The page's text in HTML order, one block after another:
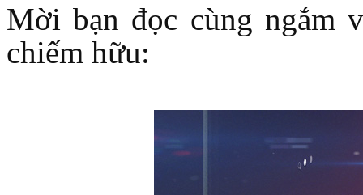
Bao da Samsung
Mời bạn đọc cùng ngắm
chiếm hữu: